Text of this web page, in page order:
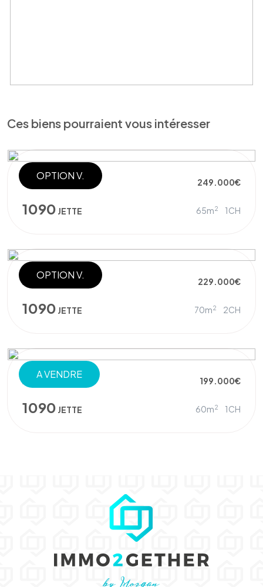
Ces biens pourraient vous intéresser
OPTION V.
PENTHOUSE 249.000€
1090 JETTE 65m2 1CH
OPTION V.
APPARTEMENT 229.000€
1090 JETTE 70m2 2CH
A VENDRE
APPARTEMENT 199.000€
1090 JETTE 60m2 1CH